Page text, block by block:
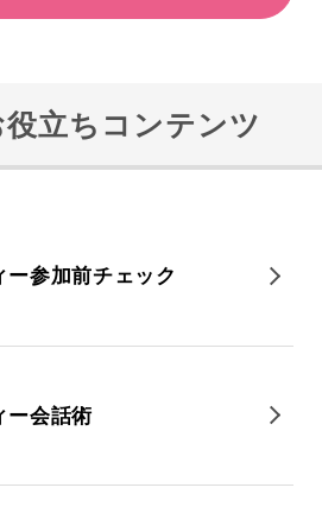
立ちコンテンツ
ー参加前チェック
ー会話術